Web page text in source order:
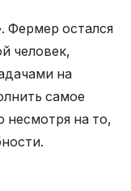
Фермер остался
человек,
на
самое
несмотря на то,